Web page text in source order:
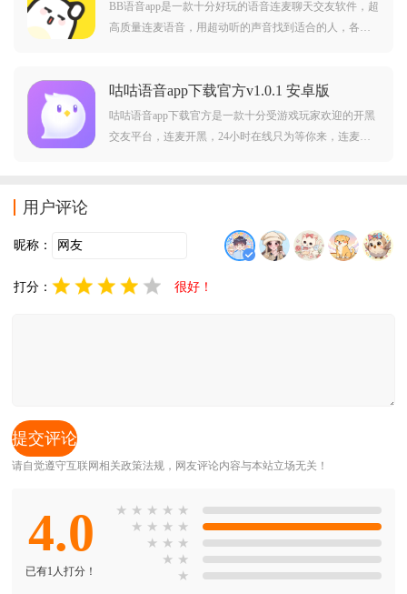
BB语音app是一款十分好玩的语音连麦聊天交友软件，超
高质量连麦语音，用超动听的声音找到适合的人，各路
黑，交友，陪玩的社交场景。秉承着”开黑，陪玩，交
友，
咕咕语音app下载官方v1.0.1 安卓版
咕咕语音app下载官方是一款十分受游戏玩家欢迎的开黑
交友平台，连麦开黑，24小时在线只为等你来，连麦群
用户评论
昵称：
打分： 很好！
请自觉遵守互联网相关政策法规，网友评论内容与本站立场无关！
4.0
已有1人打分！
★ ★ ★ ★ ★
★ ★ ★ ★
★ ★ ★
★ ★
★